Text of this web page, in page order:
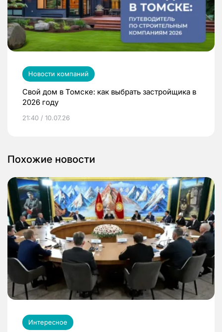
Новости компаний
Свой дом в Томске: как выбрать застройщика в
2026 году
21:40 / 10.07.26
Похожие новости
Интересное